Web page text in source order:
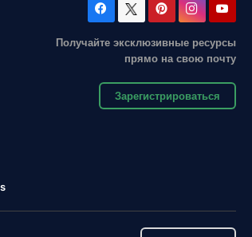
Получайте эксклюзивные ресурсы
прямо на свою почту
Зарегистрироваться